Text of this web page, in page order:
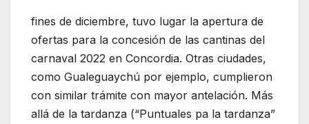
fines de diciembre, tuvo lugar la apertura de
ofertas para la concesión de las cantinas del
carnaval 2022 en Concordia. Otras ciudades,
como Gualeguaychú por ejemplo, cumplieron
con similar trámite con mayor antelación. Más
allá de la tardanza (“Puntuales pa la tardanza”